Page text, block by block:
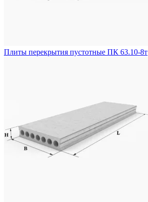
Плиты перекрытия пустотные ПК 63.10-8т